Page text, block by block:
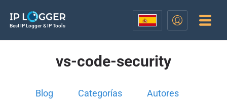
Best IP Logger & IP Tools
vs-code-security
Blog Categorías Autores